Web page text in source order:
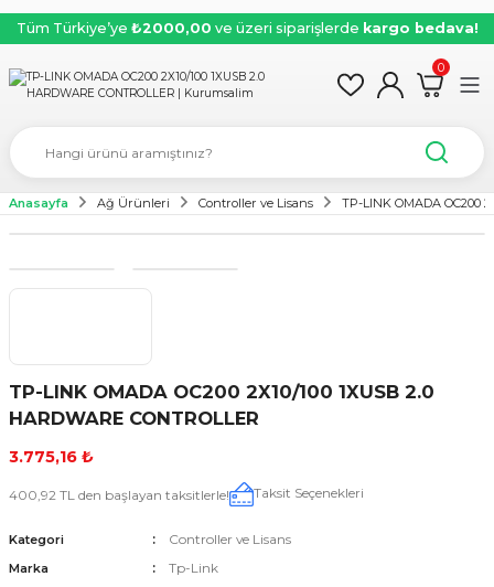
Tüm Türkiye’ye ₺2000,00 ve üzeri siparişlerde kargo bedava!
0
Anasayfa Ağ Ürünleri Controller ve Lisans TP-LINK OMADA OC200
TP-LINK OMADA OC200 2X10/100 1XUSB 2.0
HARDWARE CONTROLLER
3.775,16 ₺
400,92 TL den başlayan taksitlerle! Taksit Seçenekleri
Kategori Controller ve Lisans
Marka Tp-Link